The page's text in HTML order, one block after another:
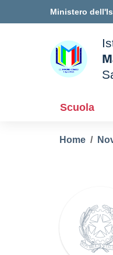
Vai ai contenuti
Vai al menu di navigazione
Ministero
della scuola
Scuola
Home